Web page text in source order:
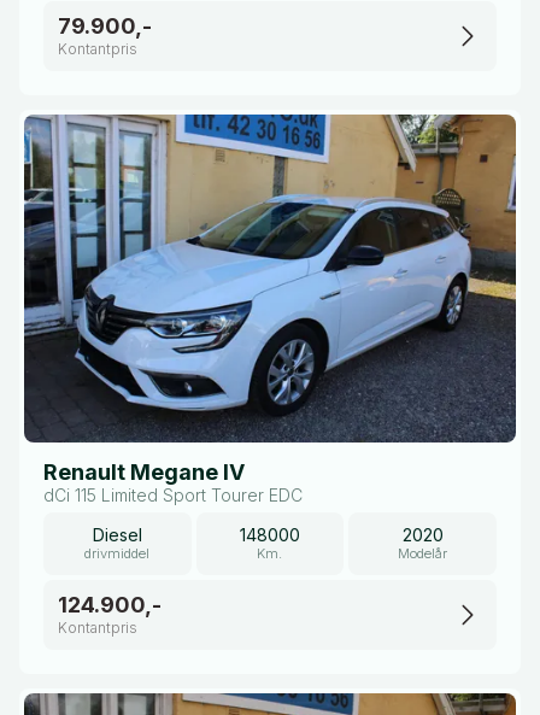
79.900,-
Kontantpris
Renault Megane IV
dCi 115 Limited Sport Tourer EDC
Diesel
drivmiddel
148000
Km.
2020
Modelår
124.900,-
Kontantpris